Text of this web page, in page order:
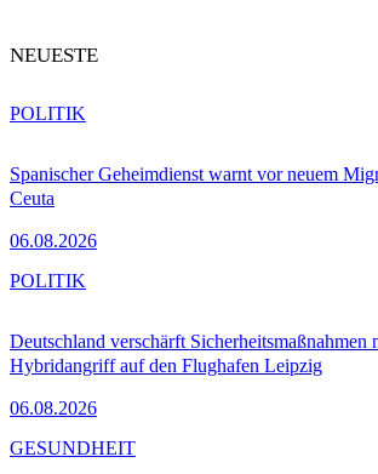
NEUESTE
Spanischer Geheimdienst warnt vor neuem
Ceuta
06.08.2026
POLITIK
Deutschland verschärft Sicherheitsmaßnahmen
Hybridangriff auf den Flughafen Leipzig
06.08.2026
POLITIK
GESUNDHEIT